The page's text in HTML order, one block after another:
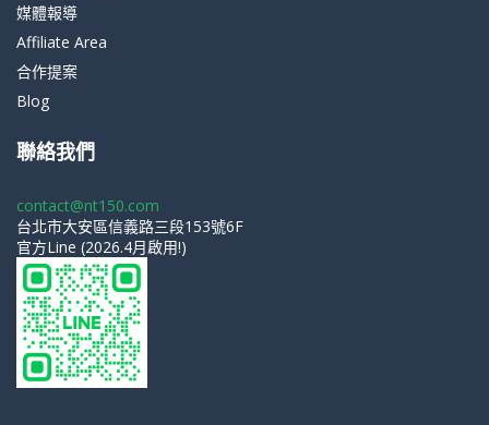
媒體報導
Affiliate Area
合作提案
Blog
聯絡我們
contact@nt150.com
台北市大安區信義路三段153號6F
官方Line (2026.4月啟用!)